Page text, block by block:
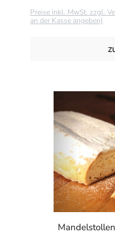
Preise inkl. MwSt. zzgl.
an der Kasse angeben)